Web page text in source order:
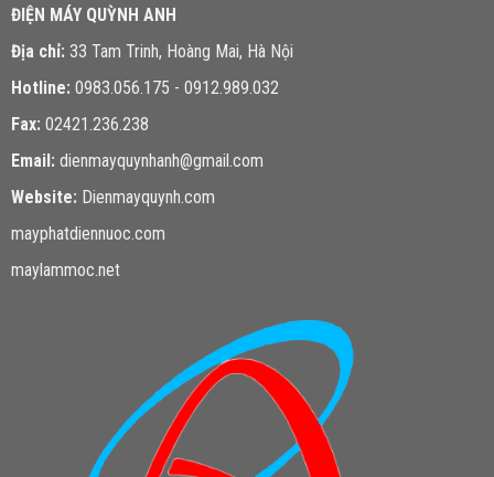
ĐIỆN MÁY QUỲNH ANH
Địa chỉ: 33 Tam Trinh, Hoàng Mai, Hà Nội
Hotline: 0983.056.175 - 0912.989.032
Fax: 02421.236.238
Email: dienmayquynhanh@gmail.com
Website: Dienmayquynh.com
mayphatdiennuoc.com
maylammoc.net